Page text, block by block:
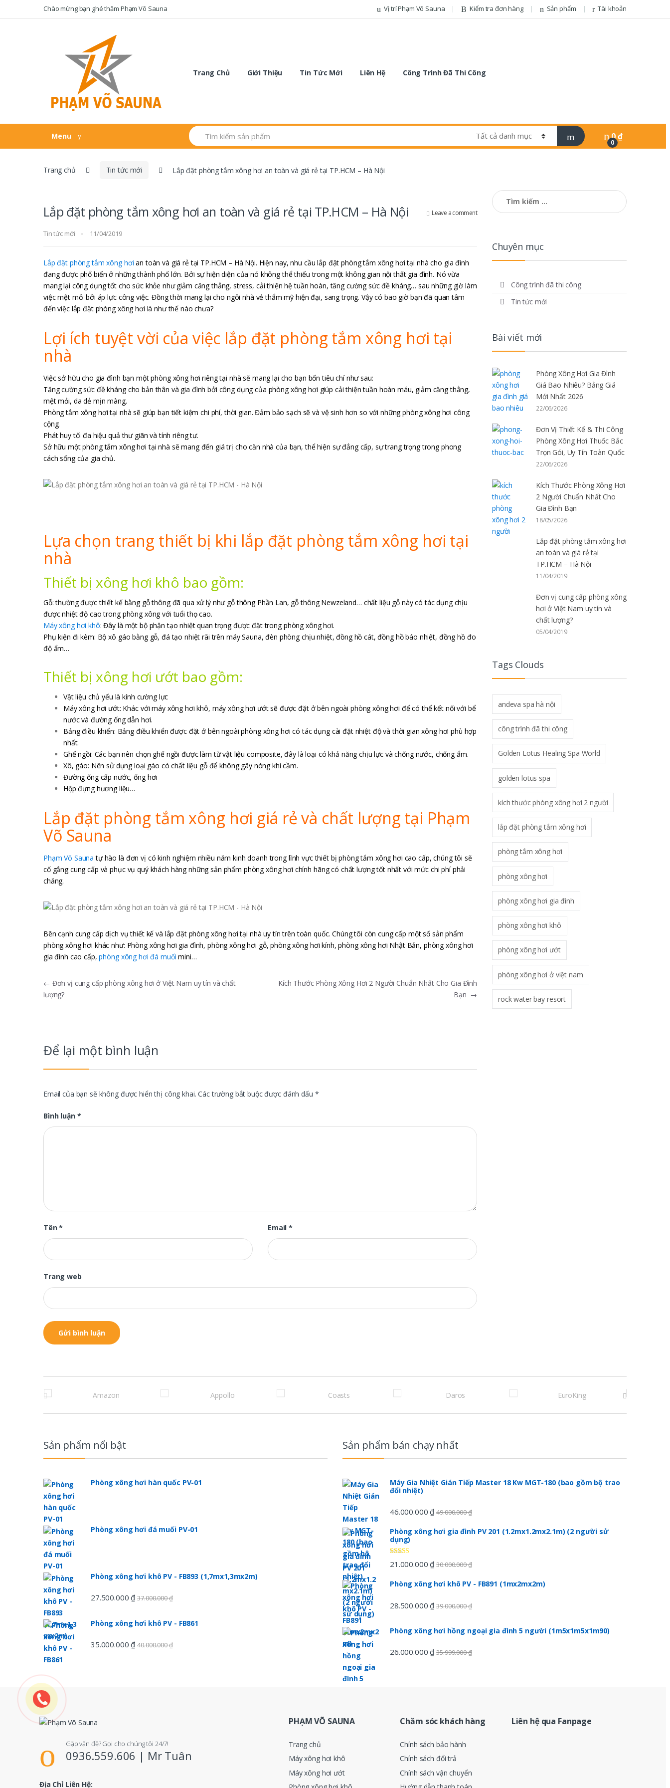
to
to
Chào mừng bạn ghé thăm Phạm Võ Sauna Vị trí Phạm Võ Sauna Kiểm tra đơn hàng Sản phẩm Tài khoản
Trang Chủ Giới Thiệu Tin Tức Mới Liên Hệ Công Trình Đã Thi Công
Menu
Search
for:
0
0₫
Trang chủ Tin tức mới Lắp đặt phòng tắm xông hơi an toàn và giá rẻ tại TP.HCM – Hà Nội
Lắp đặt phòng tắm xông hơi an toàn và giá rẻ tại TP.HCM – Hà Nội Leave a comment
Tin tức mới 11/04/2019
Lắp đặt phòng tắm xông hơi an toàn và giá rẻ tại TP.HCM – Hà Nội. Hiện nay, nhu cầu lắp đặt phòng tắm xông hơi tại nhà cho gia đình
đang được phổ biến ở những thành phố lớn. Bởi sự hiện diện của nó không thể thiếu trong một không gian nội thất gia đình. Nó vừa
mang lại công dụng tốt cho sức khỏe như giảm căng thẳng, stress, cải thiện hệ tuần hoàn, tăng cường sức đề kháng… sau những giờ làm
việc mệt mỏi bởi áp lực công việc. Đồng thời mang lại cho ngôi nhà vẻ thẩm mỹ hiện đại, sang trọng. Vậy có bao giờ bạn đã quan tâm
đến việc lắp đặt phòng xông hơi là như thế nào chưa?
Lợi ích tuyệt vời của việc lắp đặt phòng tắm xông hơi tại
nhà
Việc sở hữu cho gia đình bạn một phòng xông hơi riêng tại nhà sẽ mang lại cho bạn bốn tiêu chí như sau:
Tăng cường sức đề kháng cho bản thân và gia đình bởi công dụng của phòng xông hơi giúp cải thiện tuần hoàn máu, giảm căng thẳng,
mệt mỏi, da dẻ mịn màng.
Phòng tắm xông hơi tại nhà sẽ giúp bạn tiết kiệm chi phí, thời gian. Đảm bảo sạch sẽ và vệ sinh hơn so với những phòng xông hơi công
cộng.
Phát huy tối đa hiệu quả thư giãn và tính riêng tư.
Sở hữu một phòng tắm xông hơi tại nhà sẽ mang đến giá trị cho căn nhà của bạn, thể hiện sự đẳng cấp, sự trang trọng trong phong
cách sống của gia chủ.
Lựa chọn trang thiết bị khi lắp đặt phòng tắm xông hơi tại
nhà
Thiết bị xông hơi khô bao gồm:
Gỗ: thường được thiết kế bằng gỗ thông đã qua xử lý như gỗ thông Phần Lan, gỗ thông Newzeland… chất liệu gỗ này có tác dụng chịu
được nhiệt độ cao trong phòng xông với tuổi thọ cao.
Máy xông hơi khô: Đây là một bộ phận tạo nhiệt quan trọng được đặt trong phòng xông hơi.
Phụ kiện đi kèm: Bộ xô gáo bằng gỗ, đá tạo nhiệt rãi trên máy Sauna, đèn phòng chịu nhiệt, đồng hồ cát, đồng hồ báo nhiệt, đồng hồ đo
độ ẩm…
Thiết bị xông hơi ướt bao gồm:
Vật liệu chủ yếu là kính cường lực
Máy xông hơi ướt: Khác với máy xông hơi khô, máy xông hơi ướt sẽ được đặt ở bên ngoài phòng xông hơi để có thể kết nối với bể
nước và đường ống dẫn hơi.
Bảng điều khiển: Bảng điều khiển được đặt ở bên ngoài phòng xông hơi có tác dụng cài đặt nhiệt độ và thời gian xông hơi phù hợp
nhất.
Ghế ngồi: Các bạn nên chọn ghế ngồi được làm từ vật liệu composite, đây là loại có khả năng chịu lực và chống nước, chống ẩm.
Xô, gáo: Nên sử dụng loại gáo có chất liệu gỗ để không gây nóng khi cầm.
Đường ống cấp nước, ống hơi
Hộp đựng hương liệu…
Lắp đặt phòng tắm xông hơi giá rẻ và chất lượng tại Phạm
Võ Sauna
Phạm Võ Sauna tự hào là đơn vị có kinh nghiệm nhiều năm kinh doanh trong lĩnh vực thiết bị phòng tắm xông hơi cao cấp, chúng tôi sẽ
cố gắng cung cấp và phục vụ quý khách hàng những sản phẩm phòng xông hơi chính hãng có chất lượng tốt nhất với mức chi phí phải
chăng.
Bên cạnh cung cấp dịch vụ thiết kế và lắp đặt phòng xông hơi tại nhà uy tín trên toàn quốc. Chúng tôi còn cung cấp một số sản phẩm
phòng xông hơi khác như: Phòng xông hơi gia đình, phòng xông hơi gỗ, phòng xông hơi kính, phòng xông hơi Nhật Bản, phòng xông hơi
gia đình cao cấp,phòng xông hơi đá muối mini…
Điều
hướng
← Đơn vị cung cấp phòng xông hơi ở Việt Nam uy tín và chất
lượng?
Kích Thước Phòng Xông Hơi 2 Người Chuẩn Nhất Cho Gia Đình
Bạn →
Để lại một bình luận
Email của bạn sẽ không được hiển thị công khai. Các trường bắt buộc được đánh dấu *
Bình luận *
Tên* Email*
Trang web
Tìm
kiếm
cho:
Chuyên mục
Công trình đã thi công
Tin tức mới
Bài viết mới
Phòng Xông Hơi Gia Đình
Giá Bao Nhiêu? Bảng Giá
Mới Nhất 2026
22/06/2026
Đơn Vị Thiết Kế & Thi Công
Phòng Xông Hơi Thuốc Bắc
Trọn Gói, Uy Tín Toàn Quốc
22/06/2026
Kích Thước Phòng Xông Hơi
2 Người Chuẩn Nhất Cho
Gia Đình Bạn
18/05/2026
Lắp đặt phòng tắm xông hơi
an toàn và giá rẻ tại
TP.HCM – Hà Nội
11/04/2019
Đơn vị cung cấp phòng xông
hơi ở Việt Nam uy tín và
chất lượng?
05/04/2019
Tags Clouds
andeva spa hà nội
công trình đã thi công
Golden Lotus Healing Spa World
golden lotus spa
kích thước phòng xông hơi 2 người
lắp đặt phòng tắm xông hơi
phòng tắm xông hơi
phòng xông hơi
phòng xông hơi gia đình
phòng xông hơi khô
phòng xông hơi ướt
phòng xông hơi ở việt nam
rock water bay resort
Sản phẩm nổi bật
Phòng xông hơi hàn quốc PV-01
Phòng xông hơi đá muối PV-01
Phòng xông hơi khô PV - FB893 (1,7mx1,3mx2m)
27.500.000₫ 37.000.000₫
Phòng xông hơi khô PV - FB861
35.000.000₫ 40.000.000₫
Sản phẩm bán chạy nhất
Máy Gia Nhiệt Gián Tiếp Master 18 Kw MGT-180 (bao gồm bộ trao
đổi nhiệt)
46.000.000₫ 49.000.000₫
Phòng xông hơi gia đình PV 201 (1.2mx1.2mx2.1m) (2 người sử
dụng)
Được xếp
hạng5.005
21.000.000₫ 30.000.000₫
Phòng xông hơi khô PV - FB891 (1mx2mx2m)
28.500.000₫ 39.000.000₫
Phòng xông hơi hồng ngoại gia đình 5 người (1m5x1m5x1m90)
26.000.000₫ 35.999.000₫
Gặp vấn đề? Gọi cho chúng tôi 24/7!
0936.559.606 | Mr Tuân
Địa Chỉ Liên Hệ:
PHẠM VÕ SAUNA
Trang chủ
Máy xông hơi khô
Máy xông hơi ướt
Chăm sóc khách hàng
Chính sách bảo hành
Chính sách đổi trả
Chính sách vận chuyển
Liên hệ qua Fanpage